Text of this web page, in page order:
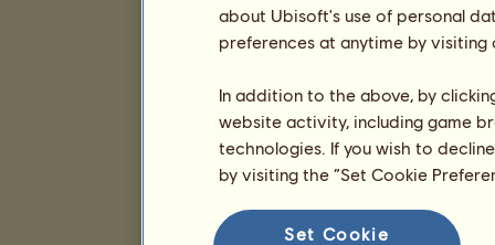
about Ubisoft's use of personal
preferences at anytime by
In addition to the above, by
website activity, including game
technologies. If you wish to
by visiting the “Set Cookie
Set Cookie